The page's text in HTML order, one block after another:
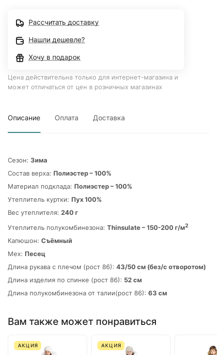
Рассчитать доставку
Нашли дешевле?
Хочу в подарок
Цена действительна только для интернет-магазина и
может отличаться от цен в розничных магазинах
Описание Оплата Доставка
Сезон: Зима
Состав верха: Полиэстер – 100%
Материал подклада: Полиэстер – 100%
Утеплитель куртки: Пух 100%
Вес утеплителя: 240 г
Утеплитель полукомбинезона: Thinsulate – 150-200 г/м2
Капюшон: Съёмный
Мех: Песец
Длина рукава с плечом (рост 86): 43/50 см (без/с отворотом)
Длина изделия по спинке (рост 86): 52 см
Длина полукомбинезона от талии(рост 86): 63 см
Вам также может понравиться
АКЦИЯ АКЦИЯ